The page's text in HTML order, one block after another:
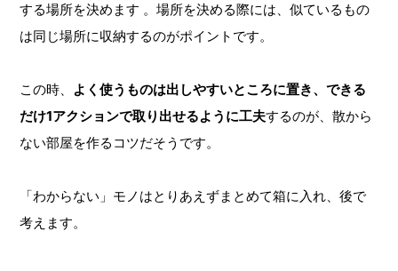
する場所を決めます 。場所を決める際には、似ているもの
は同じ場所に収納するのがポイントです。
この時、 よく使うものは出しやすいところに置き、できる
だけ1アクションで取り出せるように工夫するのが、散から
ない部屋を作るコツだそうです。
「わからない」モノはとりあえずまとめて箱に入れ、後で
考えます。